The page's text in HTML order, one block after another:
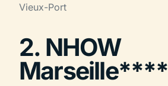
Vieux-Port
2. NHOW
Marseille****